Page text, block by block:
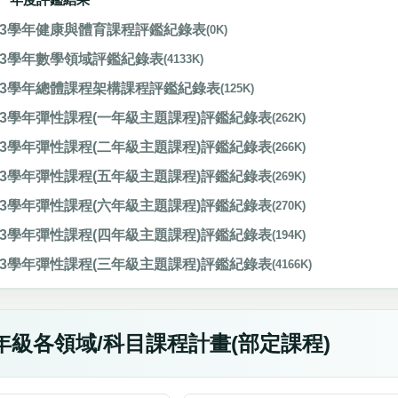
學年健康與體育課程評鑑紀錄表(0K)
學年數學領域評鑑紀錄表(4133K)
學年總體課程架構課程評鑑紀錄表(125K)
學年彈性課程(一年級主題課程)評鑑紀錄表(262K)
學年彈性課程(二年級主題課程)評鑑紀錄表(266K)
學年彈性課程(五年級主題課程)評鑑紀錄表(269K)
學年彈性課程(六年級主題課程)評鑑紀錄表(270K)
學年彈性課程(四年級主題課程)評鑑紀錄表(194K)
學年彈性課程(三年級主題課程)評鑑紀錄表(4166K)
級各領域/科目課程計畫(部定課程)